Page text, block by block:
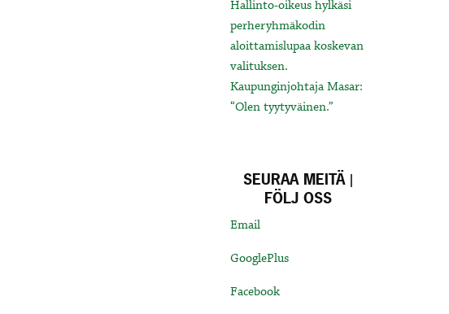
Hallinto-oikeus hylkäsi
perheryhmäkodin
aloittamislupaa koskevan
valituksen.
Kaupunginjohtaja Masar:
“Olen tyytyväinen.”
SEURAA MEITÄ |
FÖLJ OSS
Email
GooglePlus
Facebook